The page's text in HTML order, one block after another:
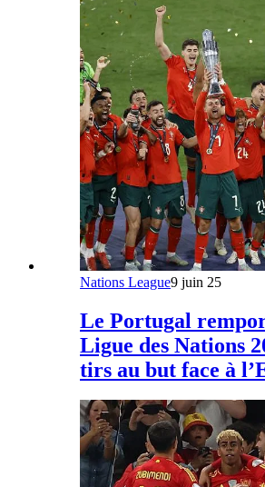
Nations League9 juin 25
Le Portugal
Ligue des Nations
tirs au but face à